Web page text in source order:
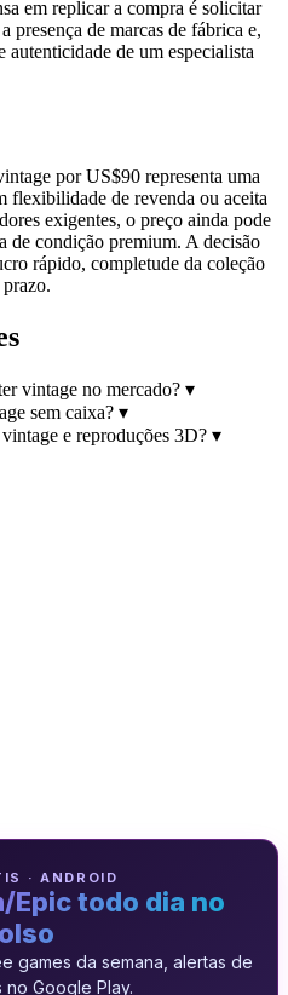
em replicar a compra é solicitar
presença de marcas de fábrica e,
de um especialista
por US$90 representa uma
flexibilidade de revenda ou aceita
exigentes, o preço ainda pode
de condição premium. A decisão
rápido, completude da coleção
vintage no mercado? ▾
sem caixa? ▾
e reproduções 3D? ▾
· ANDROID
Epic todo dia no
games da semana, alertas de
no Google Play.